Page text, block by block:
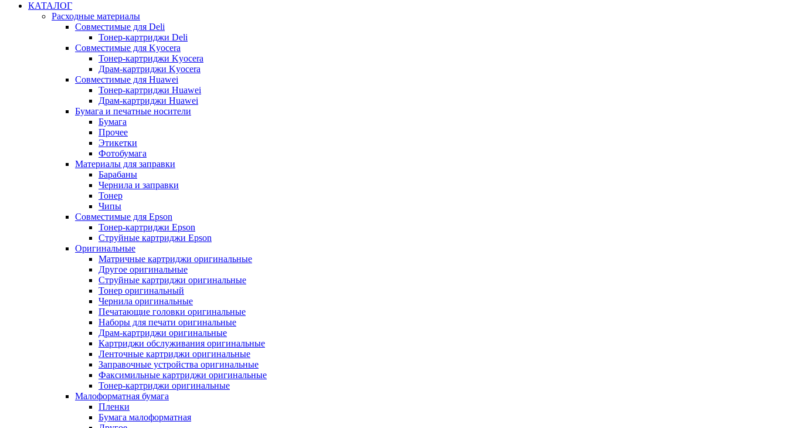
КАТАЛОГ
Расходные материалы
Совместимые для Deli
Тонер-картриджи Deli
Совместимые для Kyocera
Тонер-картриджи Kyocera
Драм-картриджи Kyocera
Совместимые для Huawei
Тонер-картриджи Huawei
Драм-картриджи Huawei
Бумага и печатные носители
Бумага
Прочее
Этикетки
Фотобумага
Материалы для заправки
Барабаны
Чернила и заправки
Тонер
Чипы
Совместимые для Epson
Тонер-картриджи Epson
Струйные картриджи Epson
Оригинальные
Матричные картриджи оригинальные
Другое оригинальные
Струйные картриджи оригинальные
Тонер оригинальный
Чернила оригинальные
Печатающие головки оригинальные
Наборы для печати оригинальные
Драм-картриджи оригинальные
Картриджи обслуживания оригинальные
Ленточные картриджи оригинальные
Заправочные устройства оригинальные
Факсимильные картриджи оригинальные
Тонер-картриджи оригинальные
Малоформатная бумага
Пленки
Бумага малоформатная